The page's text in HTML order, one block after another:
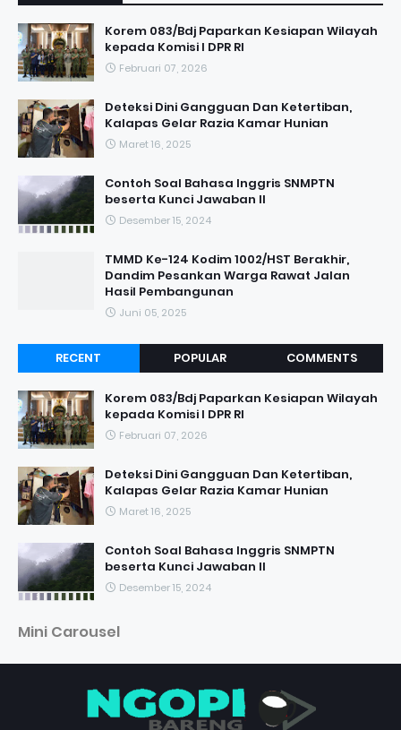
Korem 083/Bdj Paparkan Kesiapan Wilayah
kepada Komisi I DPR RI
Februari 07, 2026
Deteksi Dini Gangguan Dan Ketertiban,
Kalapas Gelar Razia Kamar Hunian
Maret 16, 2025
Contoh Soal Bahasa Inggris SNMPTN
beserta Kunci Jawaban II
Desember 15, 2024
TMMD Ke-124 Kodim 1002/HST Berakhir,
Dandim Pesankan Warga Rawat Jalan
Hasil Pembangunan
Juni 05, 2025
RECENT POPULAR COMMENTS
Korem 083/Bdj Paparkan Kesiapan Wilayah
kepada Komisi I DPR RI
Februari 07, 2026
Deteksi Dini Gangguan Dan Ketertiban,
Kalapas Gelar Razia Kamar Hunian
Maret 16, 2025
Contoh Soal Bahasa Inggris SNMPTN
beserta Kunci Jawaban II
Desember 15, 2024
Mini Carousel